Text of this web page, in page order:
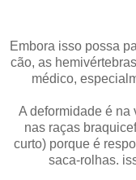
Embora isso possa
cão, as hemivértebras
médico,
A deformidade é na
nas raças
curto) porque é
saca-rolhas.